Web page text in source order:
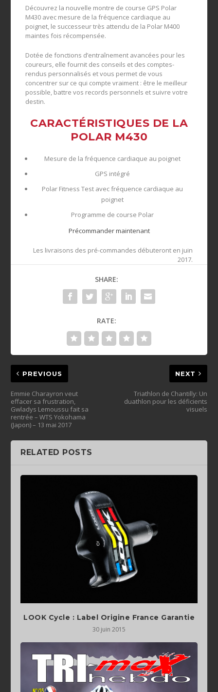
Découvrez la nouvelle montre de course GPS Polar
M430 avec mesure de la fréquence cardiaque au
poignet, le successeur très attendu de la Polar M400
maintes fois récompensée.
Dotée de fonctions d’entraînement avancées pour les
coureurs, elle fournit des conseils et des comptes-
rendus personnalisés et vous permet de vous
concentrer sur ce qui compte vraiment : être le meilleur
possible, battre vos records personnels et suivre votre
destin.
CARACTÉRISTIQUES DE LA
POLAR M430
Mesure de la fréquence cardiaque au poignet
GPS intégré
Polar Fitness Test avec fréquence cardiaque au
poignet
Programme de course Polar
Précommander maintenant
Les livraisons des pré-commandes débuteront en juin
2017.
SHARE:
RATE:
PREVIOUS
Emmie Charayron veut
effacer sa frustration,
Gwladys Lemoussu fait sa
rentrée – WTS Yokohama
(Japon) – 13 mai 2017
NEXT
Triathlon de Chantilly: Un
duathlon pour les déficients
visuels
RELATED POSTS
LOOK Cycle : Label Origine France Garantie
30 juin 2015